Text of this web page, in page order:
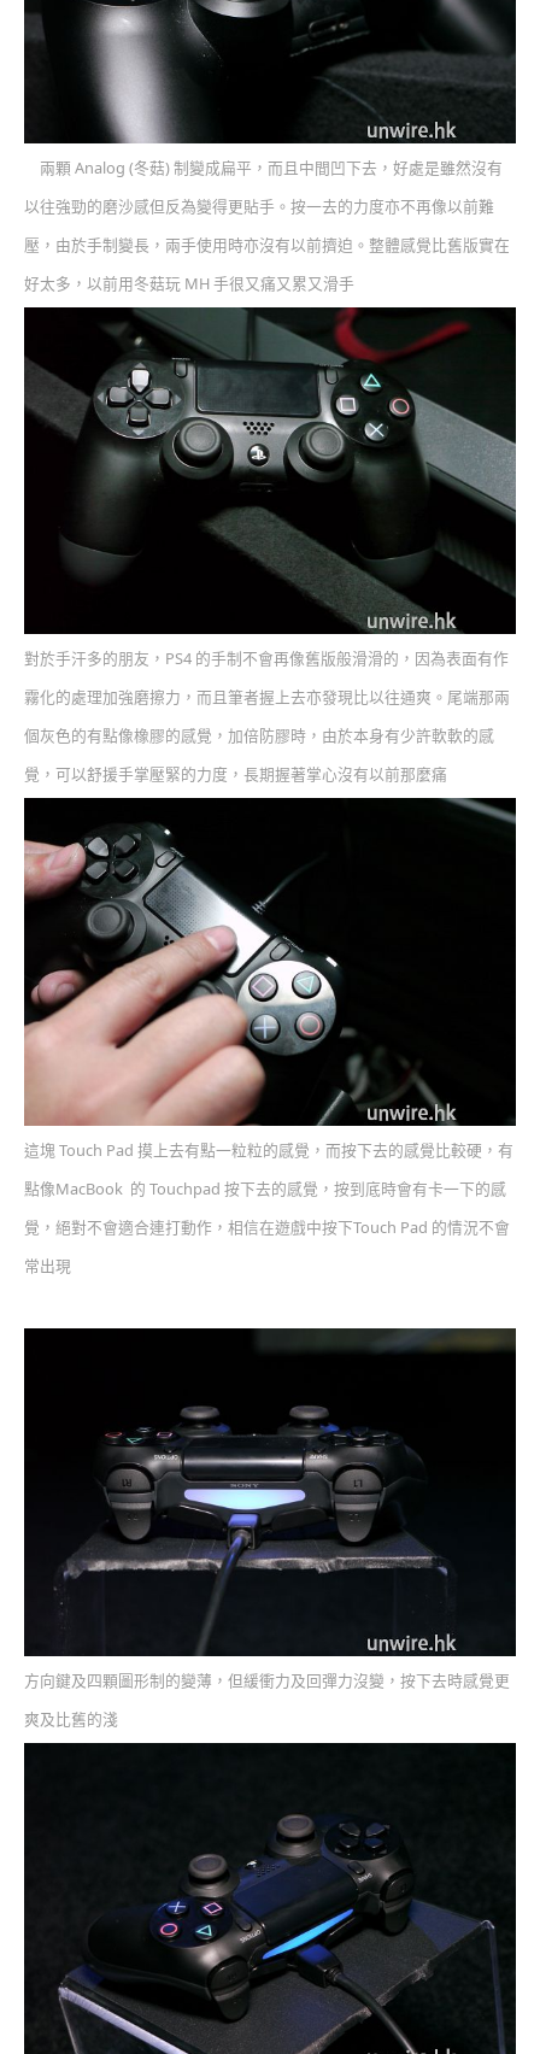
兩顆 Analog (冬菇) 制變成扁平，而且中間凹下去，好處是雖然沒有
以往強勁的磨沙感但反為變得更貼手。按一去的力度亦不再像以前難
壓，由於手制變長，兩手使用時亦沒有以前擠迫。整體感覺比舊版實在
好太多，以前用冬菇玩 MH 手很又痛又累又滑手
對於手汗多的朋友，PS4 的手制不會再像舊版般滑滑的，因為表面有作
霧化的處理加強磨擦力，而且筆者握上去亦發現比以往通爽。尾端那兩
個灰色的有點像橡膠的感覺，加倍防膠時，由於本身有少許軟軟的感
覺，可以舒援手掌壓緊的力度，長期握著掌心沒有以前那麼痛
這塊 Touch Pad 摸上去有點一粒粒的感覺，而按下去的感覺比較硬，有
點像MacBook 的 Touchpad 按下去的感覺，按到底時會有卡一下的感
覺，絕對不會適合連打動作，相信在遊戲中按下Touch Pad 的情況不會
常出現
方向鍵及四顆圖形制的變薄，但緩衝力及回彈力沒變，按下去時感覺更
爽及比舊的淺